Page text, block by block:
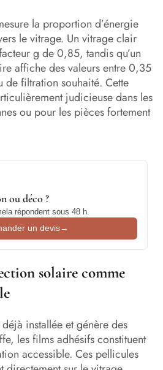
la proportion d’énergie
le vitrage. Un vitrage clair
g de 0,85, tandis qu’un
affiche des valeurs entre 0,35
filtration souhaité. Cette
judicieuse dans les
ou pour les pièces fortement
ou déco ?
répondent sous 48 h.
un devis→
solaire comme
installée et génère des
les films adhésifs constituent
accessible. Ces pellicules